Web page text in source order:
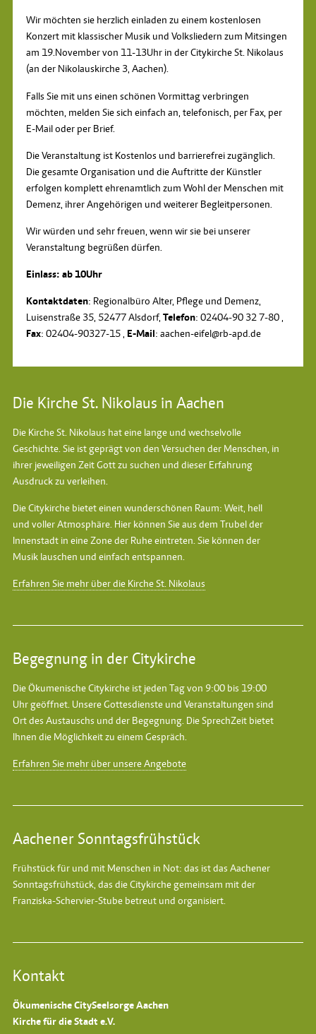
Wir möchten sie herzlich einladen zu einem kostenlosen
Konzert mit klassischer Musik und Volksliedern zum Mitsingen
am 19.November von 11-13Uhr in der Citykirche St. Nikolaus
(an der Nikolauskirche 3, Aachen).
Falls Sie mit uns einen schönen Vormittag verbringen
möchten, melden Sie sich einfach an, telefonisch, per Fax, per
E-Mail oder per Brief.
Die Veranstaltung ist Kostenlos und barrierefrei zugänglich.
Die gesamte Organisation und die Auftritte der Künstler
erfolgen komplett ehrenamtlich zum Wohl der Menschen mit
Demenz, ihrer Angehörigen und weiterer Begleitpersonen.
Wir würden und sehr freuen, wenn wir sie bei unserer
Veranstaltung begrüßen dürfen.
Einlass: ab 10Uhr
Kontaktdaten: Regionalbüro Alter, Pflege und Demenz,
Luisenstraße 35, 52477 Alsdorf,Telefon: 02404-90 32 7-80 ,
Fax: 02404-90327-15 ,E-Mail: aachen-eifel@rb-apd.de
Die Kirche St. Nikolaus in Aachen
Die Kirche St. Nikolaus hat eine lange und wechselvolle
Geschichte. Sie ist geprägt von den Versuchen der Menschen, in
ihrer jeweiligen Zeit Gott zu suchen und dieser Erfahrung
Ausdruck zu verleihen.
Die Citykirche bietet einen wunderschönen Raum: Weit, hell
und voller Atmosphäre. Hier können Sie aus dem Trubel der
Innenstadt in eine Zone der Ruhe eintreten. Sie können der
Musik lauschen und einfach entspannen.
Erfahren Sie mehr über die Kirche St. Nikolaus
Begegnung in der Citykirche
Die Ökumenische Citykirche ist jeden Tag von 9:00 bis 19:00
Uhr geöffnet. Unsere Gottesdienste und Veranstaltungen sind
Ort des Austauschs und der Begegnung. Die SprechZeit bietet
Ihnen die Möglichkeit zu einem Gespräch.
Erfahren Sie mehr über unsere Angebote
Aachener Sonntagsfrühstück
Frühstück für und mit Menschen in Not: das ist das Aachener
Sonntagsfrühstück, das die Citykirche gemeinsam mit der
Franziska-Schervier-Stube betreut und organisiert.
Kontakt
Ökumenische CitySeelsorge Aachen
Kirche für die Stadt e.V.